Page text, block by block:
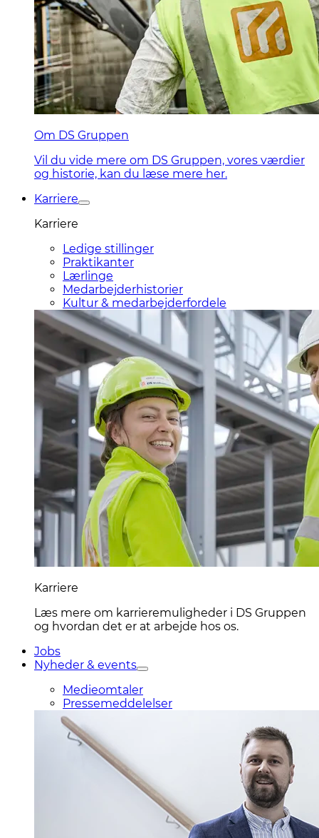
Om DS Gruppen
Vil du vide mere om DS Gruppen, vores værdier
og historie, kan du læse mere her.
Karriere
Karriere
Ledige stillinger
Praktikanter
Lærlinge
Medarbejderhistorier
Kultur & medarbejderfordele
Karriere
Læs mere om karrieremuligheder i DS Gruppen
og hvordan det er at arbejde hos os.
Jobs
Nyheder & events
Medieomtaler
Pressemeddelelser